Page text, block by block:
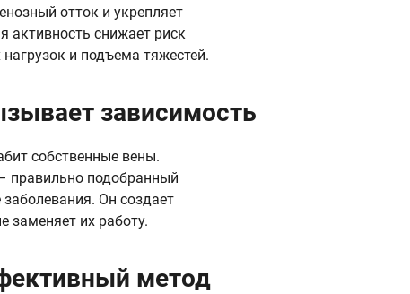
отток и укрепляет
активность снижает риск
и подъема тяжестей.
зависимость
собственные вены.
правильно подобранный
Он создает
заменяет их работу.
метод